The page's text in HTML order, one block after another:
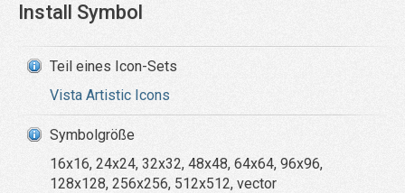
Install Symbol
Teil eines Icon-Sets
Vista Artistic Icons
Symbolgröße
16x16, 24x24, 32x32, 48x48, 64x64, 96x96,
128x128, 256x256, 512x512, vector